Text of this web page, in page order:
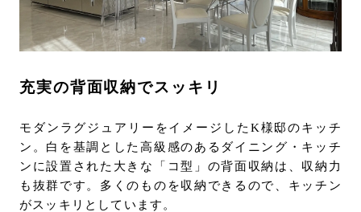
充実の背面収納でスッキリ
モダンラグジュアリーをイメージしたK様邸のキッチ
ン。白を基調とした高級感のあるダイニング・キッチ
ンに設置された大きな「コ型」の背面収納は、収納力
も抜群です。多くのものを収納できるので、キッチン
がスッキリとしています。